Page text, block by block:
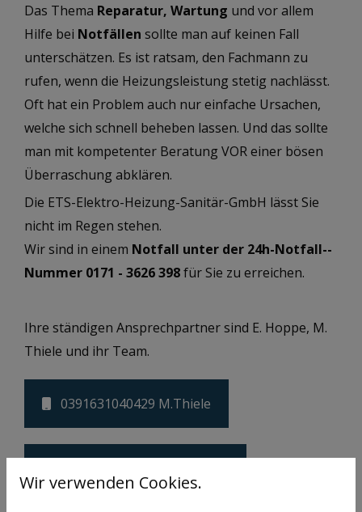
Das Thema Re­paratur, Wartung und vor allem
Hilfe bei Not­fällen sollte man auf keinen Fall
unter­schätzen. Es ist rat­sam, den Fach­mann zu
rufen, wenn die Heizungs­leistung stetig nach­lässt.
Oft hat ein Problem auch nur einfache Ur­sachen,
welche sich schnell be­heben lassen. Und das sollte
man mit kompetenter Be­ratung VOR einer bösen
Über­raschung ab­klären.
Die ETS-Elektro-Heizung-Sanitär-GmbH lässt Sie
nicht im Regen stehen.
Wir sind in einem Not­fall unter der 24h-­Notfall-­
Nummer 0171 - 3626 398für Sie zu er­reichen.
Ihre ständigen Ansprechpartner sind E. Hoppe, M.
Thiele und ihr Team.
0391631040429 M.Thiele
Wir verwenden Cookies.